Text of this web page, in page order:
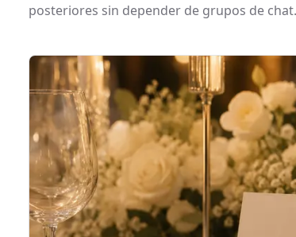
posteriores sin depender de grupos de chat.